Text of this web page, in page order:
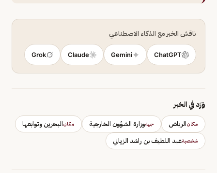
ناقش الخبر مع الذكاء الاصطناعي
ChatGPT
Gemini
Claude
Grok
وَرَد في الخبر
مكانالرياض جهةوزارة الشؤون الخارجية مكانالبحرين وتوابعها
شخصيةعبد اللطيف بن راشد الزياني